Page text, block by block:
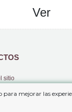
Ver
sitio
mejorar las